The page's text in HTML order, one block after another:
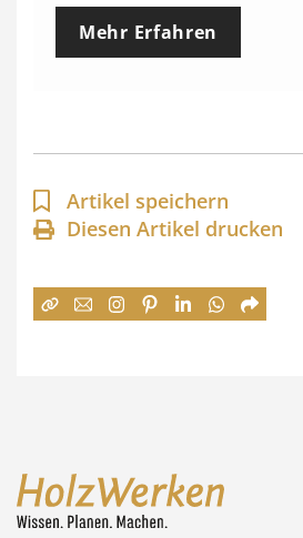
e
p
a
n
e
0
Mehr Erfahren
Artikel speichern
Diesen Artikel drucken